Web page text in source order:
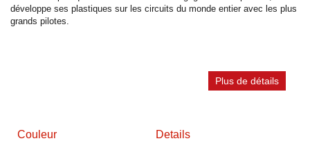
développe ses plastiques sur les circuits du monde entier avec les plus
grands pilotes.
Plus de détails
Couleur Details